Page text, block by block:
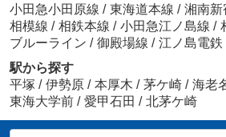
小田急小田原線 / 東海道本線 / 湘南新
相模線 / 相鉄本線 / 小田急江ノ島線 /
ブルーライン / 御殿場線 / 江ノ島電鉄
駅から探す
平塚 / 伊勢原 / 本厚木 / 茅ケ崎 / 海老
東海大学前 / 愛甲石田 / 北茅ケ崎